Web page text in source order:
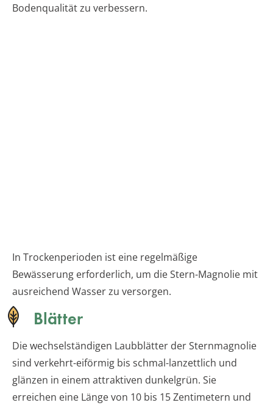
Bodenqualität zu verbessern.
In Trockenperioden ist eine regelmäßige
Bewässerung erforderlich, um die Stern-Magnolie mit
ausreichend Wasser zu versorgen.
Blätter
Die wechselständigen Laubblätter der Sternmagnolie
sind verkehrt-eiförmig bis schmal-lanzettlich und
glänzen in einem attraktiven dunkelgrün. Sie
erreichen eine Länge von 10 bis 15 Zentimetern und